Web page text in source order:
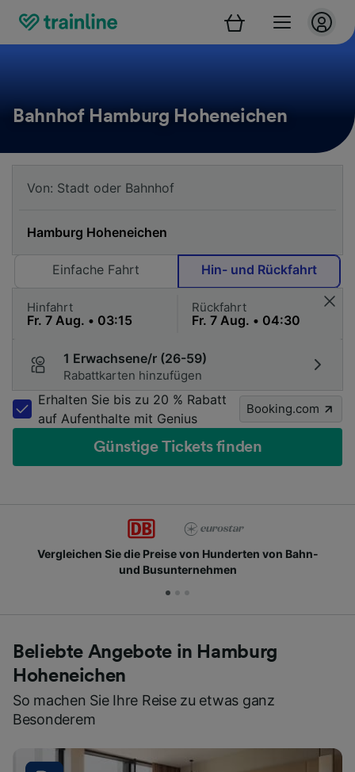
Bahnhof Hamburg Hoheneichen
Einfache Fahrt Hin- und Rückfahrt
Hinfahrt Rückfahrt
1 Erwachsene/r (26-59)
Rabattkarten hinzufügen
Erhalten Sie bis zu 20 % Rabatt
auf Aufenthalte mit Genius
Booking.com
Günstige Tickets finden
Vergleichen Sie die Preise von Hunderten von Bahn-
und Busunternehmen
Beliebte Angebote in Hamburg
Hoheneichen
So machen Sie Ihre Reise zu etwas ganz
Besonderem